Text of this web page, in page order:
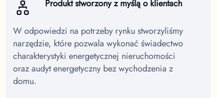
Produkt stworzony z myślą o klientach
W odpowiedzi na potrzeby rynku stworzyliśmy
narzędzie, które pozwala wykonać świadectwo
charakterystyki energetycznej nieruchomości
oraz audyt energetyczny bez wychodzenia z
domu.